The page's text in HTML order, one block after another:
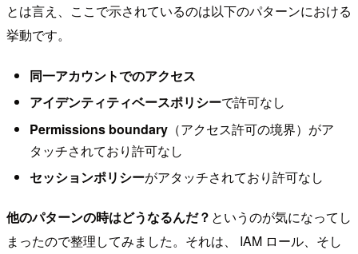
とは言え、ここで示されているのは以下のパターンにおける
挙動です。
同一アカウントでのアクセス
アイデンティティベースポリシーで許可なし
Permissions boundary（アクセス許可の境界）がア
タッチされており許可なし
セッションポリシーがアタッチされており許可なし
他のパターンの時はどうなるんだ？ というのが気になってし
まったので整理してみました。それは、 IAM ロール、そし